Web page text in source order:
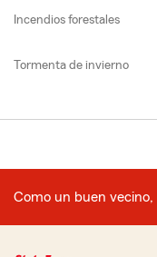
Incendios forestales
Tormenta de invierno
Como un buen